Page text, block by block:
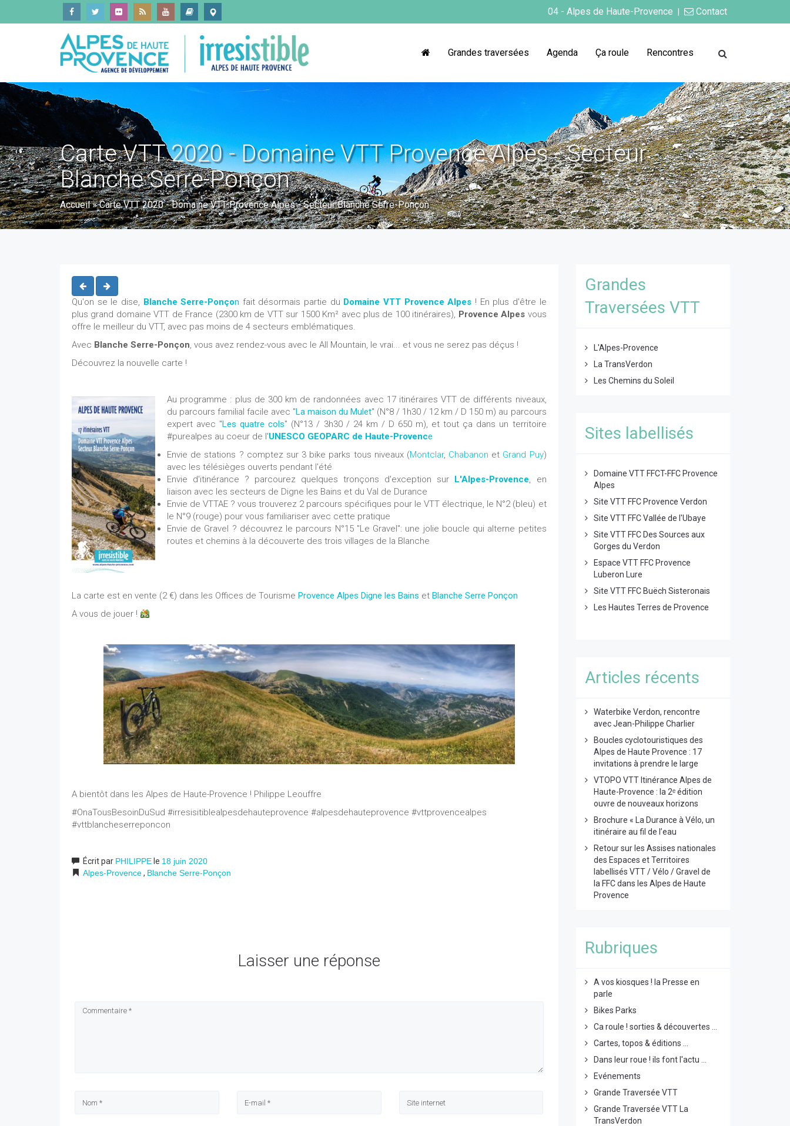
04 - Alpes de Haute-Provence Contact
Grandes traversées Agenda Ça roule Rencontres
Carte VTT 2020 - Domaine VTT Provence Alpes - Secteur
Blanche Serre-Ponçon
Accueil»Carte VTT 2020 - Domaine VTT Provence Alpes - Secteur Blanche Serre-Ponçon
Qu'on se le dise, Blanche Serre-Ponçon fait désormais partie du Domaine VTT Provence Alpes ! En plus d'être le
plus grand domaine VTT de France (2300 km de VTT sur 1500 Km² avec plus de 100 itinéraires), Provence Alpes vous
offre le meilleur du VTT, avec pas moins de 4 secteurs emblématiques.
Avec Blanche Serre-Ponçon, vous avez rendez-vous avec le All Mountain, le vrai... et vous ne serez pas déçus !
Découvrez la nouvelle carte !
Au programme : plus de 300 km de randonnées avec 17 itinéraires VTT de différents niveaux,
du parcours familial facile avec "La maison du Mulet" (N°8 / 1h30 / 12 km / D 150 m) au parcours
expert avec "Les quatre cols" (N°13 / 3h30 / 24 km / D 650 m), et tout ça dans un territoire
#purealpes au coeur de l'UNESCO GEOPARC de Haute-Provence
Envie de stations ? comptez sur 3 bike parks tous niveaux (Montclar, Chabanon et Grand Puy)
avec les télésièges ouverts pendant l'été
Envie d'itinérance ? parcourez quelques tronçons d'exception sur L'Alpes-Provence, en
liaison avec les secteurs de Digne les Bains et du Val de Durance
Envie de VTTAE ? vous trouverez 2 parcours spécifiques pour le VTT électrique, le N°2 (bleu) et
le N°9 (rouge) pour vous familiariser avec cette pratique
Envie de Gravel ? découvrez le parcours N°15 "Le Gravel": une jolie boucle qui alterne petites
routes et chemins à la découverte des trois villages de la Blanche
La carte est en vente (2 €) dans les Offices de Tourisme Provence Alpes Digne les Bains et Blanche Serre Ponçon
A vous de jouer !
A bientôt dans les Alpes de Haute-Provence ! Philippe Leouffre
#OnaTousBesoinDuSud #irresisitiblealpesdehauteprovence #alpesdehauteprovence #vttprovencealpes
#vttblancheserreponcon
Écrit par PHILIPPE le 18 juin 2020
Alpes-Provence, Blanche Serre-Ponçon
Laisser une réponse
Grandes
Traversées VTT
L'Alpes-Provence
La TransVerdon
Les Chemins du Soleil
Sites labellisés
Domaine VTT FFCT-FFC Provence
Alpes
Site VTT FFC Provence Verdon
Site VTT FFC Vallée de l'Ubaye
Site VTT FFC Des Sources aux
Gorges du Verdon
Espace VTT FFC Provence
Luberon Lure
Site VTT FFC Buëch Sisteronais
Les Hautes Terres de Provence
Articles récents
Waterbike Verdon, rencontre
avec Jean-Philippe Charlier
Boucles cyclotouristiques des
Alpes de Haute Provence : 17
invitations à prendre le large
VTOPO VTT Itinérance Alpes de
Haute-Provence : la 2ᵉ édition
ouvre de nouveaux horizons
Brochure « La Durance à Vélo, un
itinéraire au fil de l’eau
Retour sur les Assises nationales
des Espaces et Territoires
labellisés VTT / Vélo / Gravel de
la FFC dans les Alpes de Haute
Provence
Rubriques
A vos kiosques ! la Presse en
parle
Bikes Parks
Ca roule ! sorties & découvertes ...
Cartes, topos & éditions ...
Dans leur roue ! ils font l'actu ...
Evénements
Grande Traversée VTT
Grande Traversée VTT La
TransVerdon